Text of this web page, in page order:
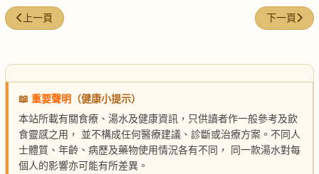
上一篇文章: 健脾米粉
上一頁 下一篇文章
下一頁
📖 重要聲明
（健康小提示）
本站所載有關食療、湯水及健康資訊，只供讀者作一般參考及飲
食靈感之用， 並不構成任何醫療建議、診斷或治療方案。不同人
士體質、年齡、病歷及藥物使用情況各有不同， 同一款湯水對每
個人的影響亦可能有所差異。